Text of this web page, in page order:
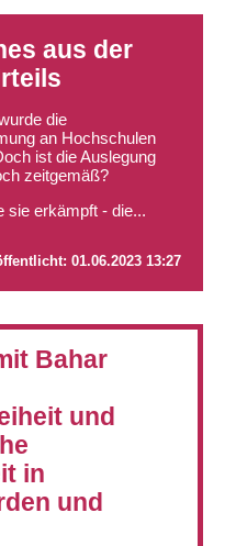
aus der
die
an Hochschulen
ist die Auslegung
zeitgemäß?
sie erkämpft - die...
01.06.2023 13:27
Bahar
und
in
und